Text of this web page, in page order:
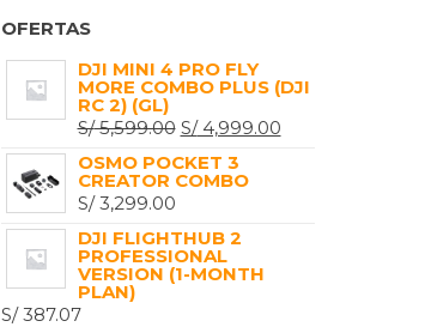
OFERTAS
DJI MINI 4 PRO FLY
MORE COMBO PLUS (DJI
RC 2) (GL)
S/5,599.00 EL
PRECIO
ORIGINAL
S/ 5,599.00.
S/4,999.00EL
OSMO POCKET 3
CREATOR COMBO
S/3,299.00
DJI FLIGHTHUB 2
PROFESSIONAL
VERSION (1-MONTH
PLAN)
S/387.07